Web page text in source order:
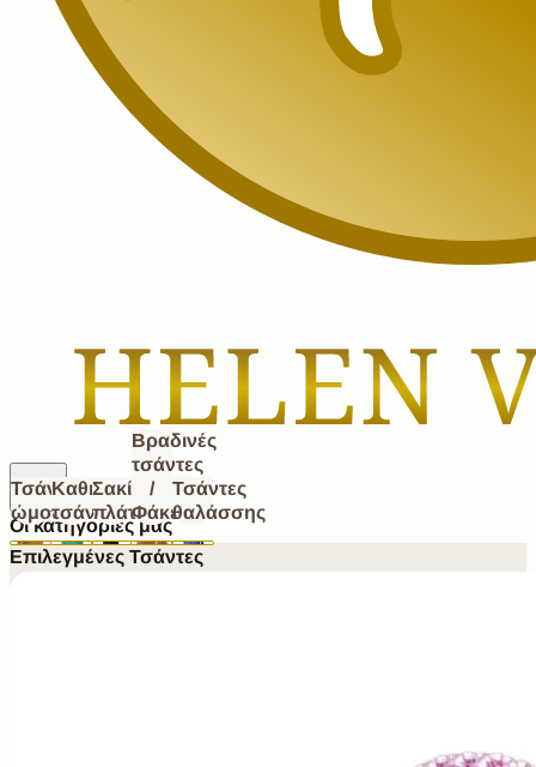
Οι κατηγορίες μας
Τσάντες
ώμου
Καθημερινές
τσάντες
Σακίδια
πλάτης
Βραδινές
τσάντες
/
Φάκελοι
Τσάντες
θαλάσσης
Επιλεγμένες Τσάντες